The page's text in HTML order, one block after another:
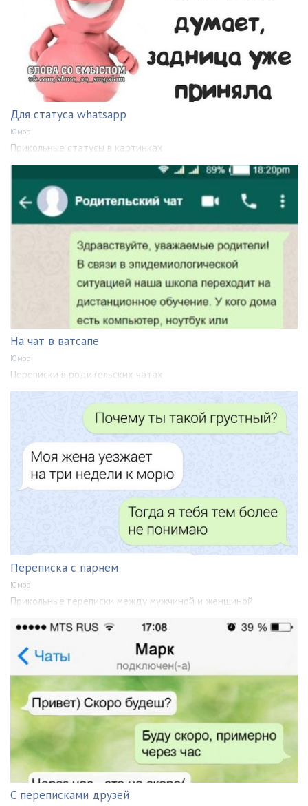
Для статуса whatsapp
Юмор
Прикольные статусы в картинках
На чат в ватсапе
Юмор
Переписки в родительских чатах
Переписка с парнем
Юмор
Прикольные переписки между мужчиной и женщиной
С переписками друзей